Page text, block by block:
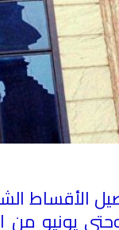
الأقساط
يونيو من